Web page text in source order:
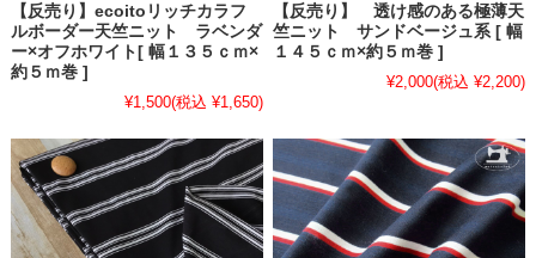
【反売り】ecoitoリッチカラフ
ルボーダー天竺ニット ラベンダ
ー×オフホワイト[ 幅１３５ｃｍ×
約５ｍ巻 ]
¥1,500(税込 ¥1,650)
【反売り】 透け感のある極薄天
竺ニット サンドベージュ系 [ 幅
１４５ｃｍ×約５ｍ巻 ]
¥2,000(税込 ¥2,200)